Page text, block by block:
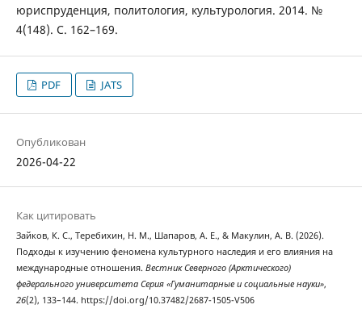
юриспруденция, политология, культурология. 2014. №
4(148). C. 162–169.
PDF JATS
Опубликован
2026-04-22
Как цитировать
Зайков, К. С., Теребихин, Н. М., Шапаров, А. Е., & Макулин, А. В. (2026).
Подходы к изучению феномена культурного наследия и его влияния на
международные отношения. Вестник Северного (Арктического)
федерального университета Серия «Гуманитарные и социальные науки»,
26(2), 133–144. https://doi.org/10.37482/2687-1505-V506